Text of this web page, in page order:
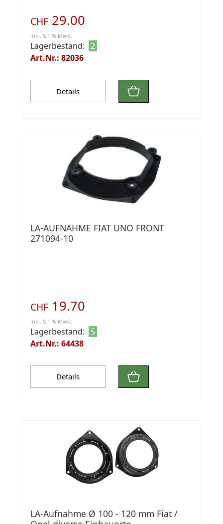
CHF 29.00
inkl. 8.1 % MwSt.
Lagerbestand: 2
Art.Nr.: 82036
Details
LA-AUFNAHME FIAT UNO FRONT
271094-10
CHF 19.70
inkl. 8.1 % MwSt.
Lagerbestand:
5
Art.Nr.: 64438
Details
LA-Aufnahme Ø 100 - 120 mm Fiat /